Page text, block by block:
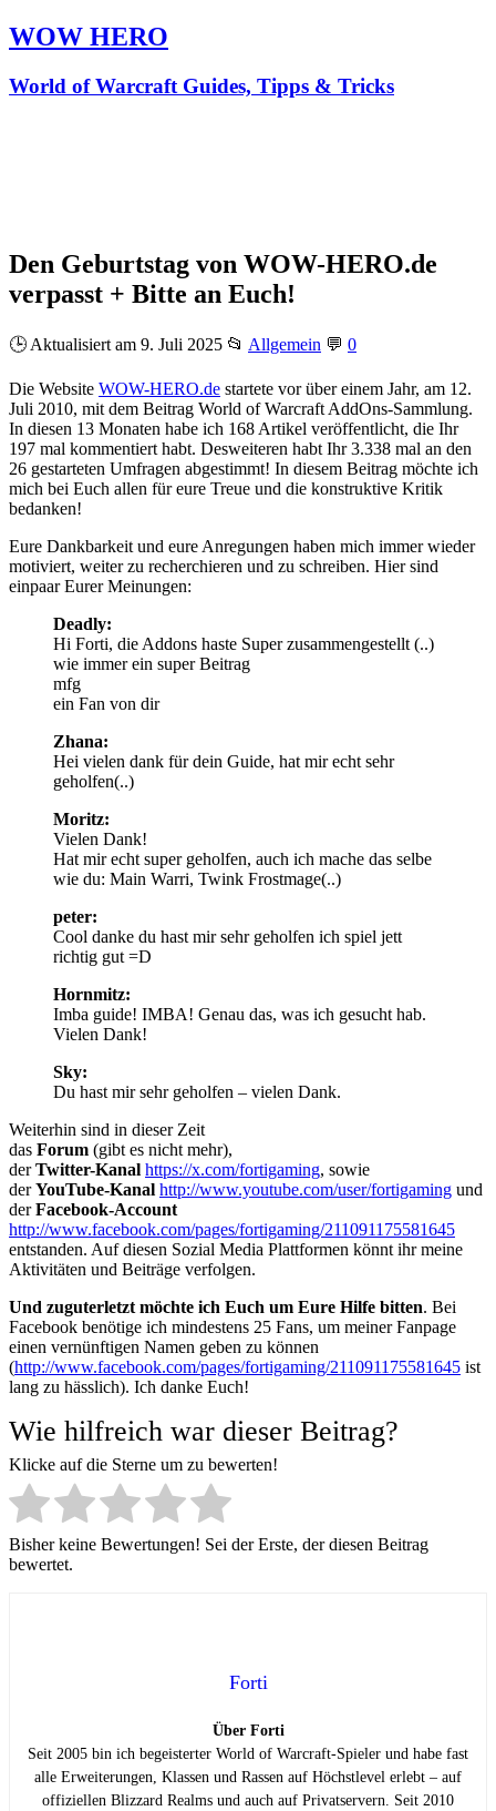
WOW HERO
World of Warcraft Guides, Tipps & Tricks
Den Geburtstag von WOW-HERO.de
verpasst + Bitte an Euch!
🕒 Aktualisiert am 9. Juli 2025 📂 Allgemein 💬 0
Die Website WOW-HERO.de startete vor über einem Jahr, am 12.
Juli 2010, mit dem Beitrag World of Warcraft AddOns-Sammlung.
In diesen 13 Monaten habe ich 168 Artikel veröffentlicht, die Ihr
197 mal kommentiert habt. Desweiteren habt Ihr 3.338 mal an den
26 gestarteten Umfragen abgestimmt! In diesem Beitrag möchte ich
mich bei Euch allen für eure Treue und die konstruktive Kritik
bedanken!
Eure Dankbarkeit und eure Anregungen haben mich immer wieder
motiviert, weiter zu recherchieren und zu schreiben. Hier sind
einpaar Eurer Meinungen:
Deadly:
Hi Forti, die Addons haste Super zusammengestellt (..)
wie immer ein super Beitrag
mfg
ein Fan von dir
Zhana:
Hei vielen dank für dein Guide, hat mir echt sehr
geholfen(..)
Moritz:
Vielen Dank!
Hat mir echt super geholfen, auch ich mache das selbe
wie du: Main Warri, Twink Frostmage(..)
peter:
Cool danke du hast mir sehr geholfen ich spiel jett
richtig gut =D
Hornmitz:
Imba guide! IMBA! Genau das, was ich gesucht hab.
Vielen Dank!
Sky:
Du hast mir sehr geholfen – vielen Dank.
Weiterhin sind in dieser Zeit
das Forum (gibt es nicht mehr),
derTwitter-Kanal https://x.com/fortigaming, sowie
derYouTube-Kanal http://www.youtube.com/user/fortigaming und
derFacebook-Account
http://www.facebook.com/pages/fortigaming/211091175581645
entstanden. Auf diesen Sozial Media Plattformen könnt ihr meine
Aktivitäten und Beiträge verfolgen.
Und zuguterletzt möchte ich Euch um Eure Hilfe bitten. Bei
Facebook benötige ich mindestens 25 Fans, um meiner Fanpage
einen vernünftigen Namen geben zu können
(http://www.facebook.com/pages/fortigaming/211091175581645 ist
lang zu hässlich). Ich danke Euch!
Wie hilfreich war dieser Beitrag?
Klicke auf die Sterne um zu bewerten!
Bisher keine Bewertungen! Sei der Erste, der diesen Beitrag
bewertet.
Forti
Über Forti
Seit 2005 bin ich begeisterter World of Warcraft-Spieler und habe fast
alle Erweiterungen, Klassen und Rassen auf Höchstlevel erlebt – auf
offiziellen Blizzard Realms und auch auf Privatservern. Seit 2010